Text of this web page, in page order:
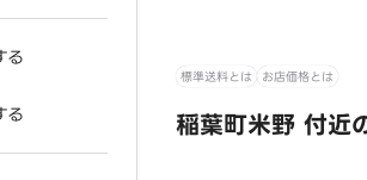
る
る
標準送料とは お店価格とは
稲葉町米野 付近